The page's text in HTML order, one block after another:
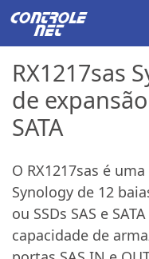
RX1217sas
de
SATA
O RX1217sas é
Synology de 12
ou SSDs SAS e
capacidade de